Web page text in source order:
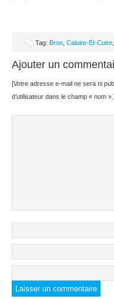
Tag: Bron Caluire-Et-Cuire
Ajouter un
[Votre adresse e-mail ne sera ni
d’utilisateur dans le champ « nom